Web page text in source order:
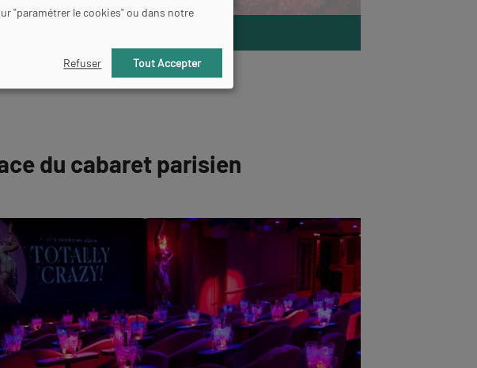
du cabaret parisien
"paramétrer le cookies" ou dans notre
Refuser Tout Accepter